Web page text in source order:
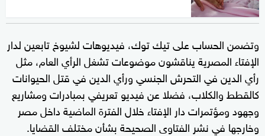
وتضمن الحساب على تيك توك، فيديوهات لشيوخ تابعين لدار
الإفتاء المصرية يناقشون موضوعات تشغل الرأي العام، مثل
رأي الدين في التحرش الجنسي ورأي الدين في قتل الحيوانات
كالقطط والكلاب، فضلا عن فيديو تعريفي بمبادرات ومشاريع
وجهود ومؤتمرات دار الإفتاء خلال الفترة الماضية داخل مصر
وخارجها في نشر الفتاوى الصحيحة بشأن مختلف القضايا.